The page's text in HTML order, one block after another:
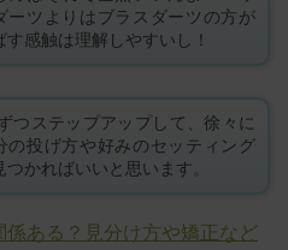
ーツよりはブラスダーツの方が
す感触は理解しやすいし！
つステップアップして、徐々に
の投げ方や好みのセッティング
つかればいいと思います。
係ある？見分け方や矯正など